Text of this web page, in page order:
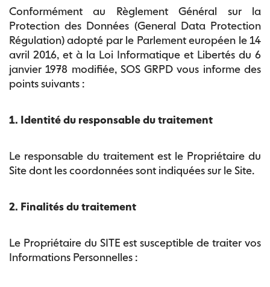
Conformément au Règlement Général sur la
Protection des Données (General Data Protection
Régulation) adopté par le Parlement européen le 14
avril 2016, et à la Loi Informatique et Libertés du 6
janvier 1978 modifiée, SOS GRPD vous informe des
points suivants :
1. Identité du responsable du traitement
Le responsable du traitement est le Propriétaire du
Site dont les coordonnées sont indiquées sur le Site.
2. Finalités du traitement
Le Propriétaire du SITE est susceptible de traiter vos
Informations Personnelles :